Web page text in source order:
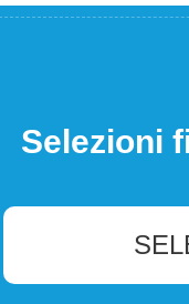
Selezioni